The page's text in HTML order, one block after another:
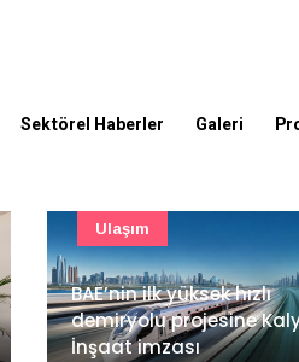
Sektörel Haberler Galeri
Mimarlık ve mühendislik
projeleri e-PYS ile dijital
ortama taşınacak
Güncel